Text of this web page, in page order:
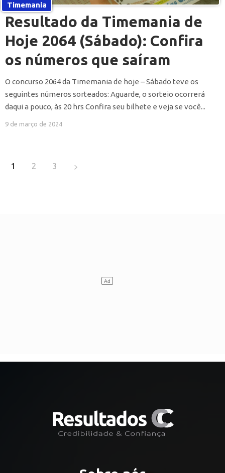
Timemania
Resultado da Timemania de
Hoje 2064 (Sábado): Confira
os números que saíram
O concurso 2064 da Timemania de hoje – Sábado teve os
seguintes números sorteados: Aguarde, o sorteio ocorrerá
daqui a pouco, às 20 hrs Confira seu bilhete e veja se você...
9 de março de 2024
1 2 3